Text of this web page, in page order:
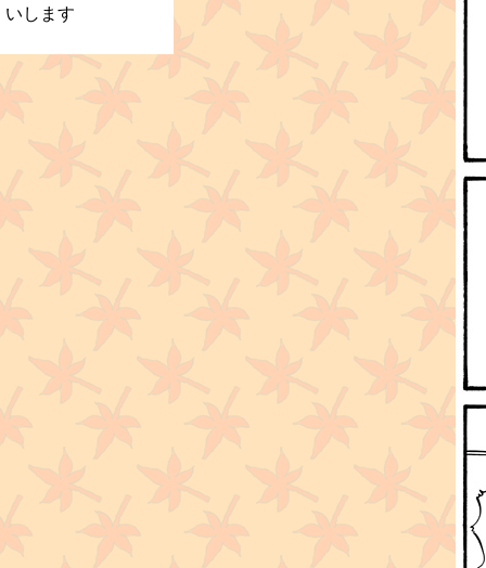
いします